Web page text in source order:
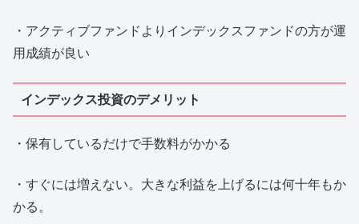
・アクティブファンドよりインデックスファンドの方が運
用成績が良い
インデックス投資のデメリット
・保有しているだけで手数料がかかる
・すぐには増えない。大きな利益を上げるには何十年もか
かる。